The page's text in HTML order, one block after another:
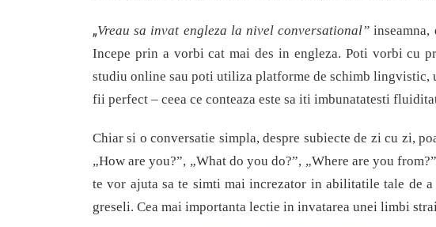
„Vreau sa invat engleza la nivel conversational”
Incepe prin a vorbi cat mai des in engleza. Poti vorbi cu
studiu online sau poti utiliza platforme de schimb
fii perfect – ceea ce conteaza este sa iti imbunatatesti
Chiar si o conversatie simpla, despre subiecte de zi cu zi,
„How are you?”, „What do you do?”, „Where are you
te vor ajuta sa te simti mai increzator in abilitatile tale de a
greseli. Cea mai importanta lectie in invatarea unei limbi